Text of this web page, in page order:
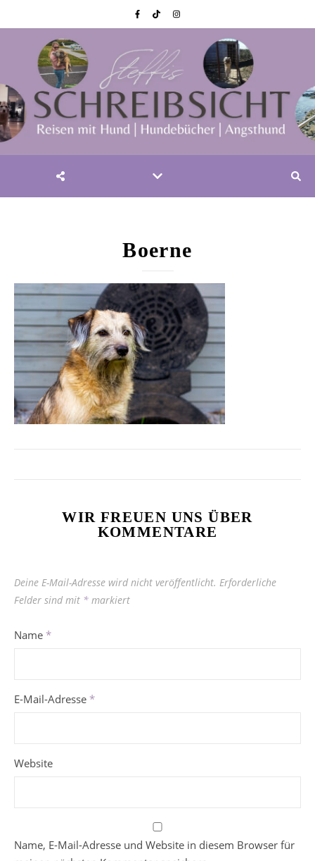
Boerne
WIR FREUEN UNS ÜBER
KOMMENTARE
Deine E-Mail-Adresse wird nicht veröffentlicht. Erforderliche
Felder sind mit * markiert
Name *
E-Mail-Adresse *
Website
Name, E-Mail-Adresse und Website in diesem Browser für